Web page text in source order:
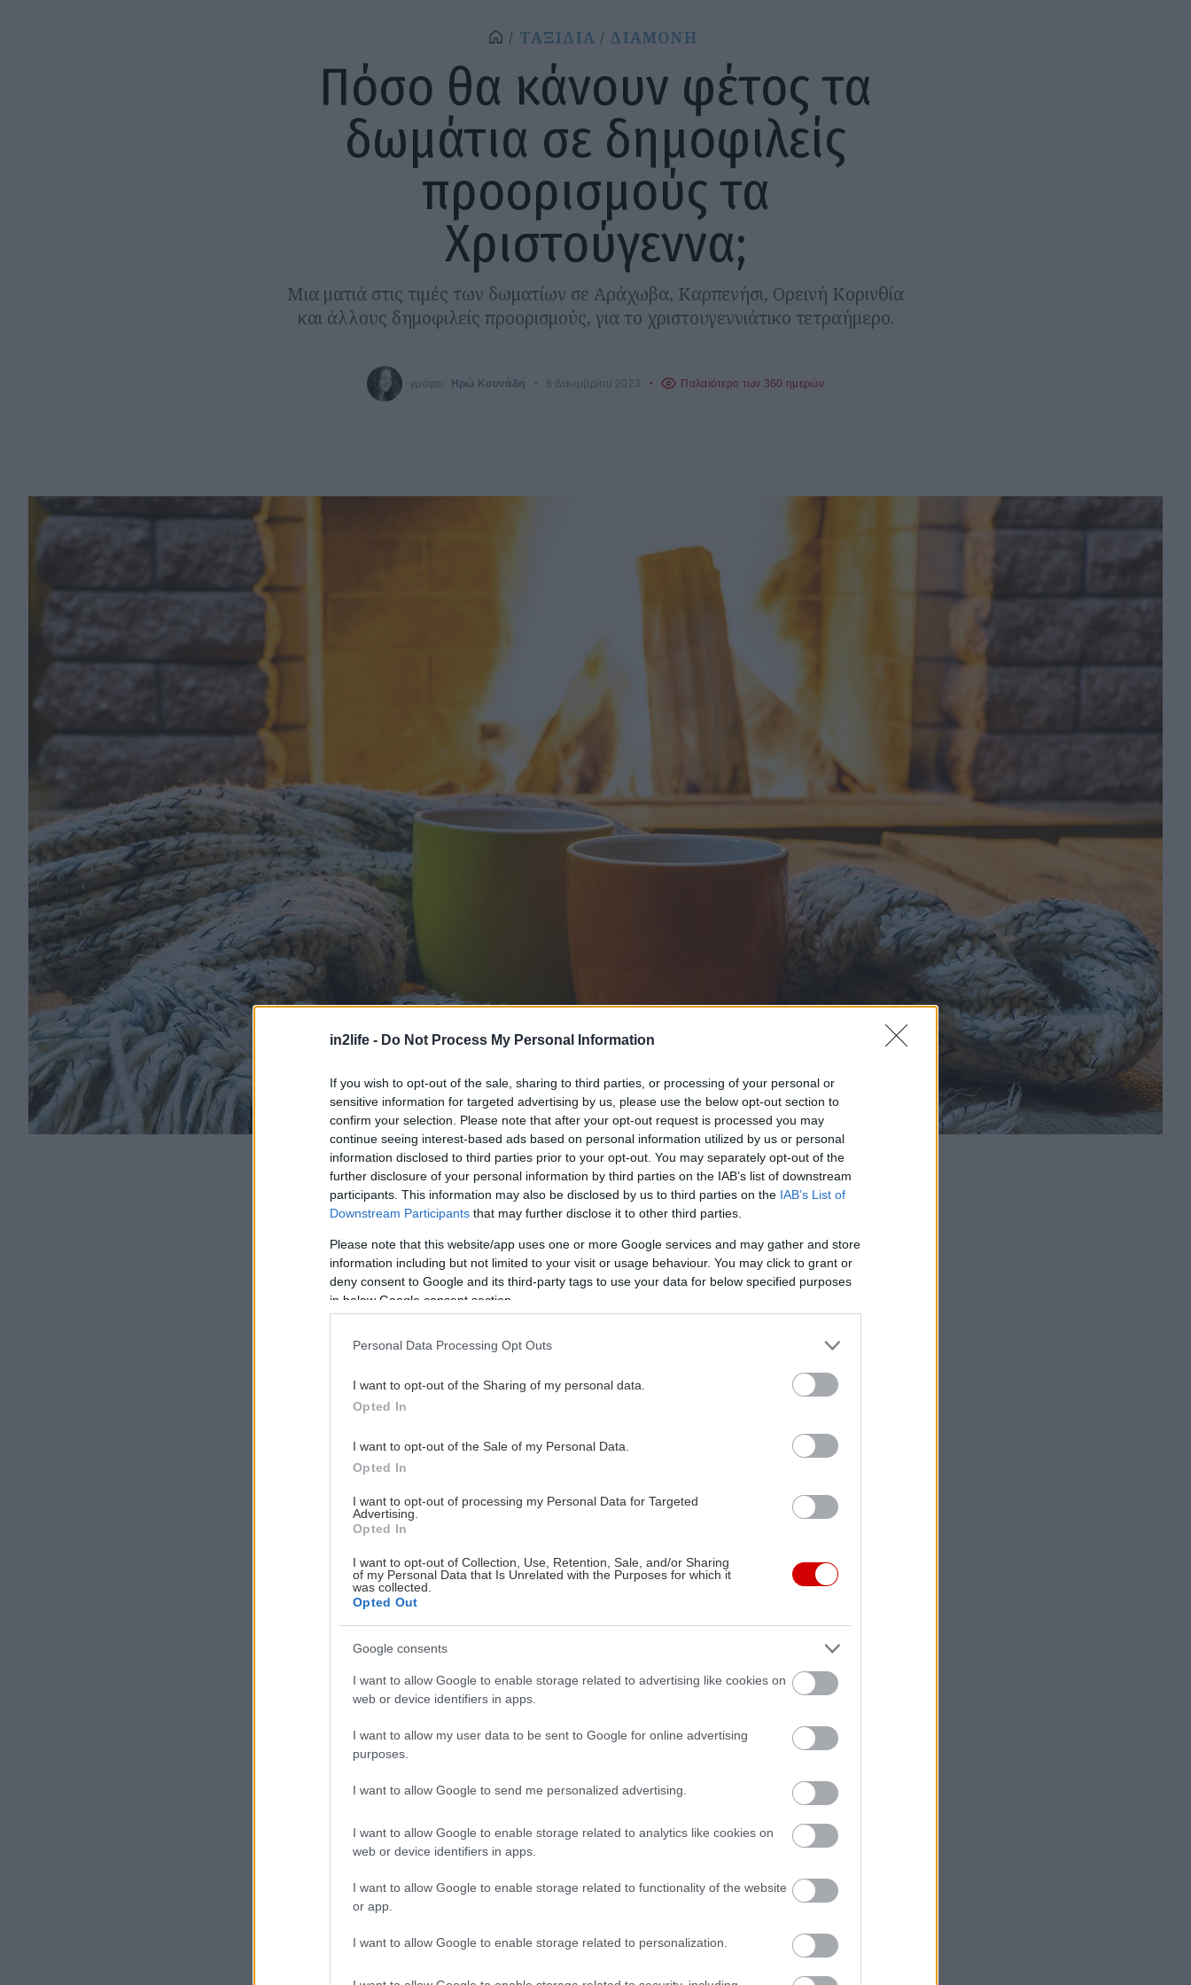
in2life - Do Not Process My Personal Information
If you wish to opt-out of the sale, sharing to third parties, or processing of your personal or
sensitive information for targeted advertising by us, please use the below opt-out section to
confirm your selection. Please note that after your opt-out request is processed you may
continue seeing interest-based ads based on personal information utilized by us or personal
information disclosed to third parties prior to your opt-out. You may separately opt-out of the
further disclosure of your personal information by third parties on the IAB’s list of downstream
participants. This information may also be disclosed by us to third parties on the IAB’s List of
Downstream Participants that may further disclose it to other third parties.
Please note that this website/app uses one or more Google services and may gather and store
information including but not limited to your visit or usage behaviour. You may click to grant or
deny consent to Google and its third-party tags to use your data for below specified purposes
in below Google consent section.
Personal Data Processing Opt Outs
I want to opt-out of the Sharing of my personal data.
Opted In
I want to opt-out of the Sale of my Personal Data.
Opted In
I want to opt-out of processing my Personal Data for Targeted
Advertising.
Opted In
I want to opt-out of Collection, Use, Retention, Sale, and/or Sharing
of my Personal Data that Is Unrelated with the Purposes for which it
was collected.
Opted Out
Google consents
I want to allow Google to enable storage related to advertising like cookies on
web or device identifiers in apps.
I want to allow my user data to be sent to Google for online advertising
purposes.
I want to allow Google to send me personalized advertising.
I want to allow Google to enable storage related to analytics like cookies on
web or device identifiers in apps.
I want to allow Google to enable storage related to functionality of the website
or app.
I want to allow Google to enable storage related to personalization.
ΤΑΞΙΔΙΑ ΔΙΑΜΟΝΗ
Πόσο θα κάνουν φέτος τα
δωμάτια σε δημοφιλείς
προορισμούς τα
Χριστούγεννα;
Μια ματιά στις τιμές των δωματίων σε Αράχωβα, Καρπενήσι, Ορεινή Κορινθία
και άλλους δημοφιλείς προορισμούς, για το χριστουγεννιάτικο τετραήμερο.
γράφει: Ηρώ Κουνάδη 8 Δεκεμβρίου 2023 Παλαιότερο των 360 ημερών
Α
φετινά Χριστούγεννα φέρνουν δωράκι ένα ωραιότατο τετραήμερο,
κάνουν τα δωμάτια; Ρίξαμε μια ματιά στις τιμές των δημοφιλέστερων
Στην Αράχωβα…
Η Μύκονος του χειμώνα τιμά το όνομα και την φήμη της, με τιμές που κυμαίνονται